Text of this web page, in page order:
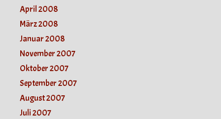
April 2008
März 2008
Januar 2008
November 2007
Oktober 2007
September 2007
August 2007
Juli 2007